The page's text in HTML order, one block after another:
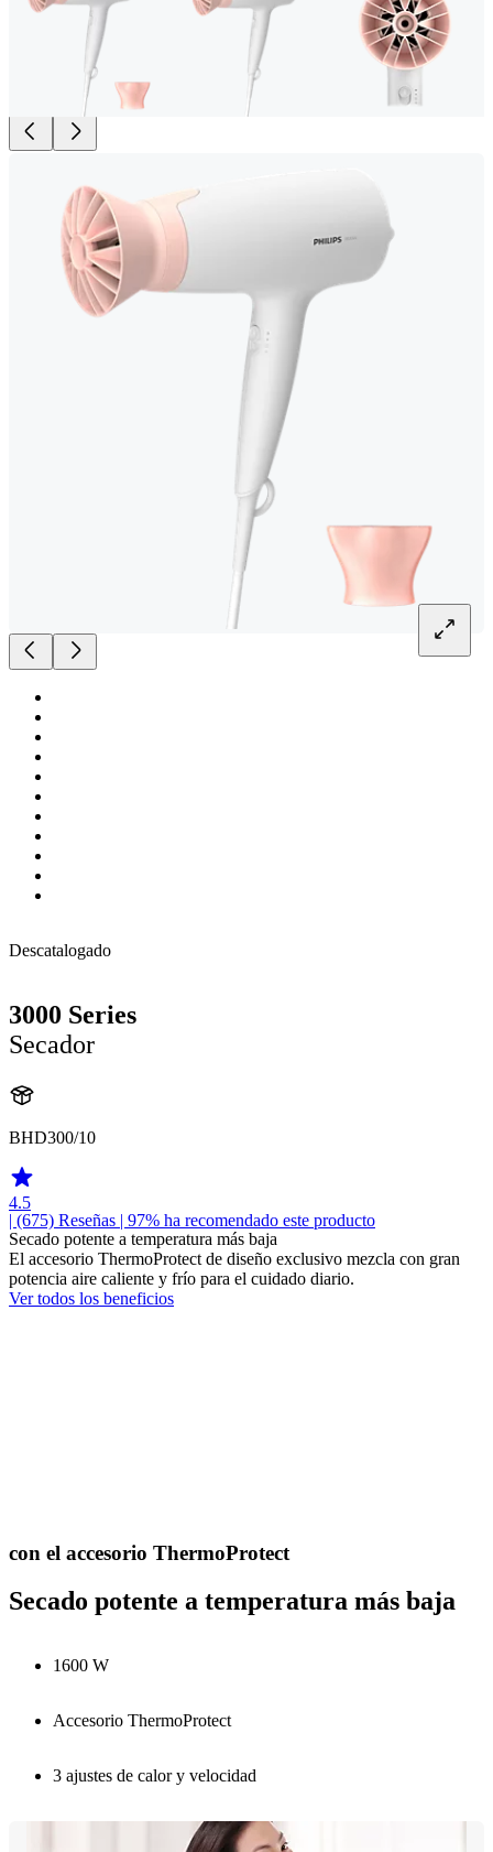
Descatalogado
3000 Series
Secador
BHD300/10
4.5
| (675) Reseñas | 97% ha recomendado este producto
Secado potente a temperatura más baja
El accesorio ThermoProtect de diseño exclusivo mezcla con gran
potencia aire caliente y frío para el cuidado diario.
Ver todos los beneficios
con el accesorio ThermoProtect
Secado potente a temperatura más baja
1600 W
Accesorio ThermoProtect
3 ajustes de calor y velocidad